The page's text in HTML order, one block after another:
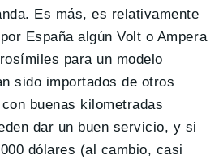
Es más, es relativamente
España algún Volt o Ampera
para un modelo
sido importados de otros
buenas kilometradas
dar un buen servicio, y si
dólares (al cambio, casi